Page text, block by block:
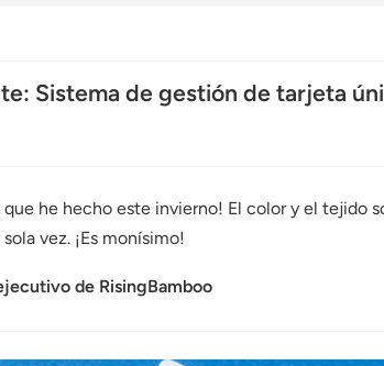
Sistema de gestión de tarjeta
que he hecho este invierno! El color y el tejido
vez. ¡Es monísimo!
de RisingBamboo